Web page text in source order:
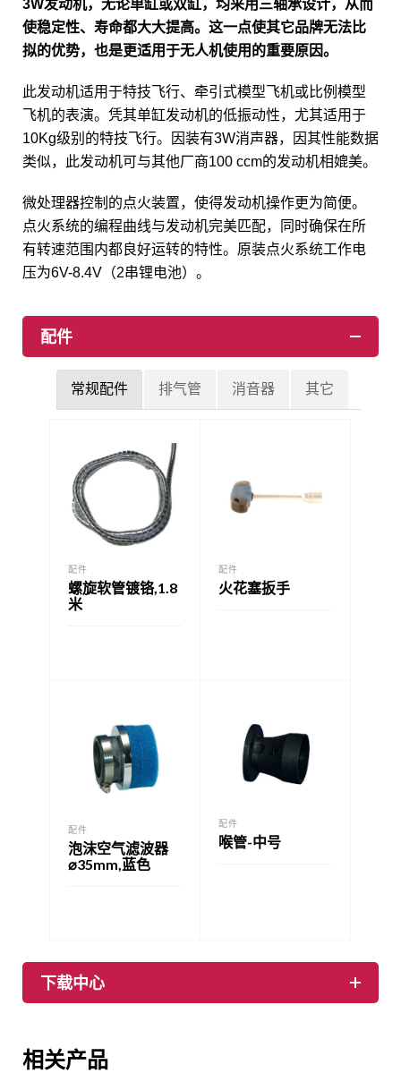
3W发动机，无论单缸或双缸，均采用三轴承设计，从而
使稳定性、寿命都大大提高。这一点使其它品牌无法比
拟的优势，也是更适用于无人机使用的重要原因。
此发动机适用于特技飞行、牵引式模型飞机或比例模型
飞机的表演。凭其单缸发动机的低振动性，尤其适用于
10Kg级别的特技飞行。因装有3W消声器，因其性能数据
类似，此发动机可与其他厂商100 ccm的发动机相媲美。
微处理器控制的点火装置，使得发动机操作更为简便。
点火系统的编程曲线与发动机完美匹配，同时确保在所
有转速范围内都良好运转的特性。原装点火系统工作电
压为6V-8.4V（2串锂电池）。
配件
常规配件 排气管 消音器 其它
配件
螺旋软管镀铬,1.8
米
配件
火花塞扳手
配件
泡沫空气滤波器
⌀35mm,蓝色
配件
喉管-中号
下载中心
相关产品